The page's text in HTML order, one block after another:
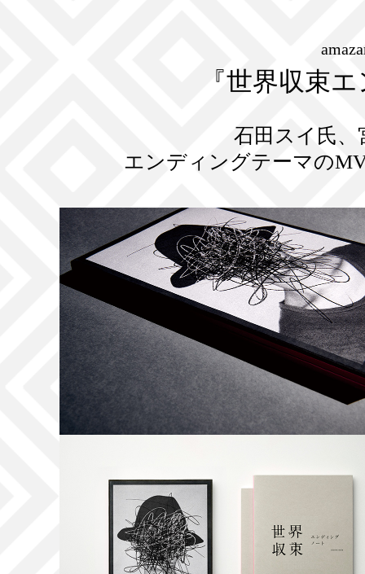
『世界収束
石田スイ氏、
エンディングテーマの